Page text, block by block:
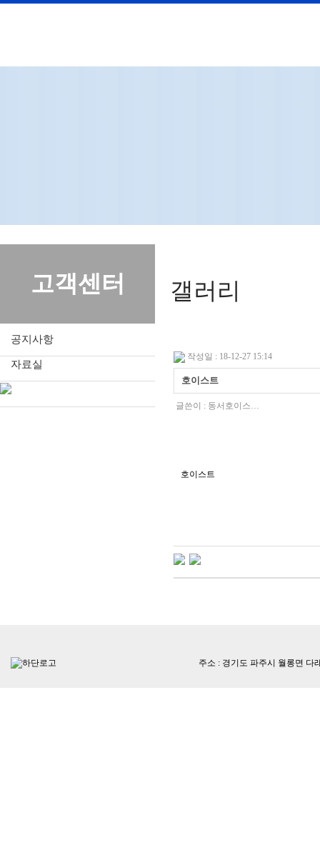
고객센터
공지사항
자료실
갤러리
작성일 : 18-12-27 15:14
호이스트
글쓴이 : 동서호이스…
호이스트
주소 : 경기도 파주시 월롱면 다